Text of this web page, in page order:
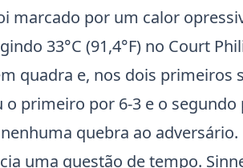
marcado por um calor
33°C (91,4°F) no Court
quadra e, nos dois primeiros
o primeiro por 6-3 e o
quebra ao adversário.
uma questão de tempo.